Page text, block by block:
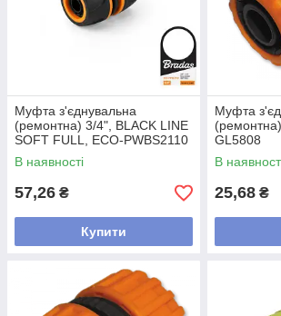
Муфта з'єднувальна
(ремонтна) 3/4", BLACK LINE
SOFT FULL, ECO-PWBS2110
В наявності
57,26 ₴
Купити
Муфта
GL5808
В
25,68 ₴